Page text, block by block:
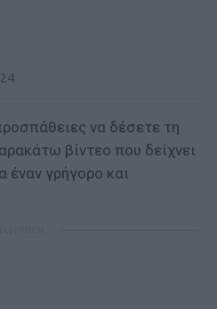
να δέσετε τη
βίντεο που δείχνει
έναν γρήγορο και